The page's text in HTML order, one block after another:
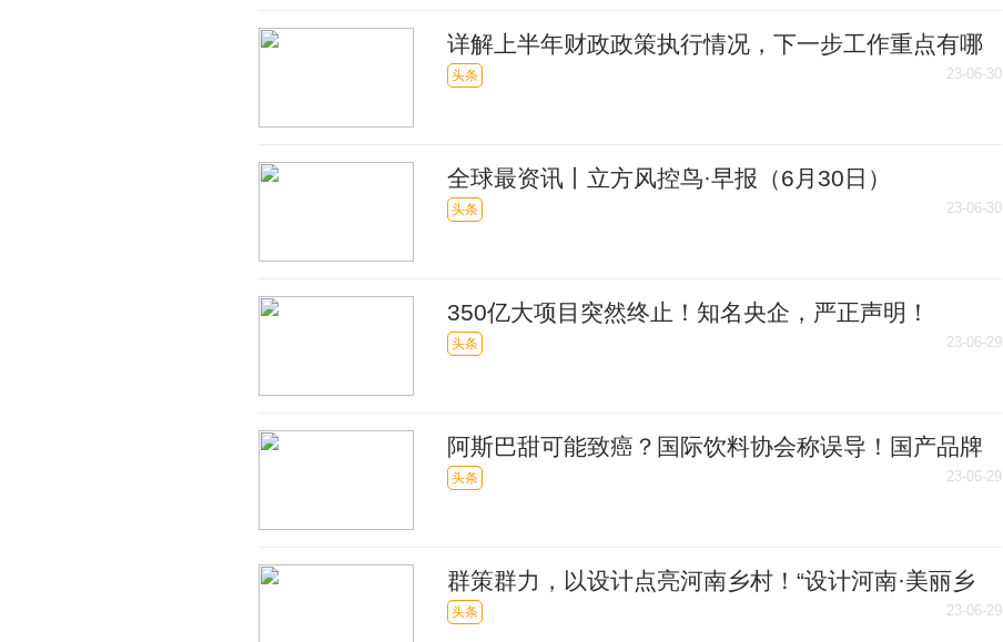
详解上半年财政政策执行情况，下一步工作重点有哪
些 全球快播
头条 23-06-30
全球最资讯丨立方风控鸟·早报（6月30日）
头条 23-06-30
350亿大项目突然终止！知名央企，严正声明！
头条 23-06-29
阿斯巴甜可能致癌？国际饮料协会称误导！国产品牌
紧急澄清
头条 23-06-29
群策群力，以设计点亮河南乡村！“设计河南·美丽乡
村”创意设计大赛组委会走进获嘉
头条 23-06-29